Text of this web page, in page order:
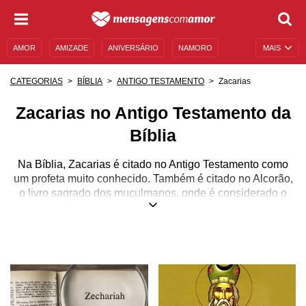
MAIS
AMOR AMIZADE ANIVERSÁRIO NAMORO
CATEGORIAS BÍBLIA ANTIGO TESTAMENTO Zacarias
Zacarias no Antigo Testamento da
Bíblia
Na Bíblia, Zacarias é citado no Antigo Testamento como
um profeta muito conhecido. Também é citado no Alcorão,
o livro sagrado dos muçulmanos, onde é considerado o
protetor de Isa (que iguala-se a Maria, mãe de Jesus).
Babilônia que foram para Israel. No livro de Zacarias, fica
claro que esse foi um período muito significativo na vida do
povo judeu, em que eles tiveram a permissão para voltar a